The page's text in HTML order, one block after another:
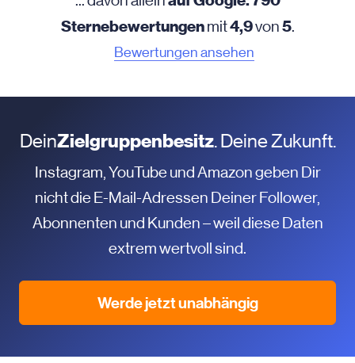
Sternebewertungenmit4,9von5.
Bewertungen ansehen
DeinZielgruppenbesitz. Deine Zukunft.
Instagram, YouTube und Amazon geben Dir
nicht die E-Mail-Adressen Deiner Follower,
Abonnenten und Kunden – weil diese Daten
extrem wertvoll sind.
Werde jetzt unabhängig